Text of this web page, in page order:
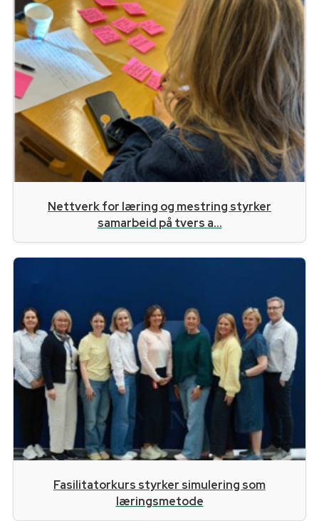
Nettverk for læring og mestring styrker
samarbeid på tvers a...
Fasilitatorkurs styrker simulering som
læringsmetode